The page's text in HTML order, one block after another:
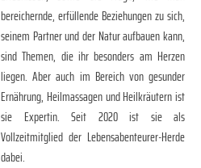
bereichernde, erfüllende Beziehungen zu sich,
seinem Partner und der Natur aufbauen kann,
sind Themen, die ihr besonders am Herzen
liegen. Aber auch im Bereich von gesunder
Ernährung, Heilmassagen und Heilkräutern ist
sie Expertin. Seit 2020 ist sie als
Vollzeitmitglied der Lebensabenteurer-Herde
dabei.